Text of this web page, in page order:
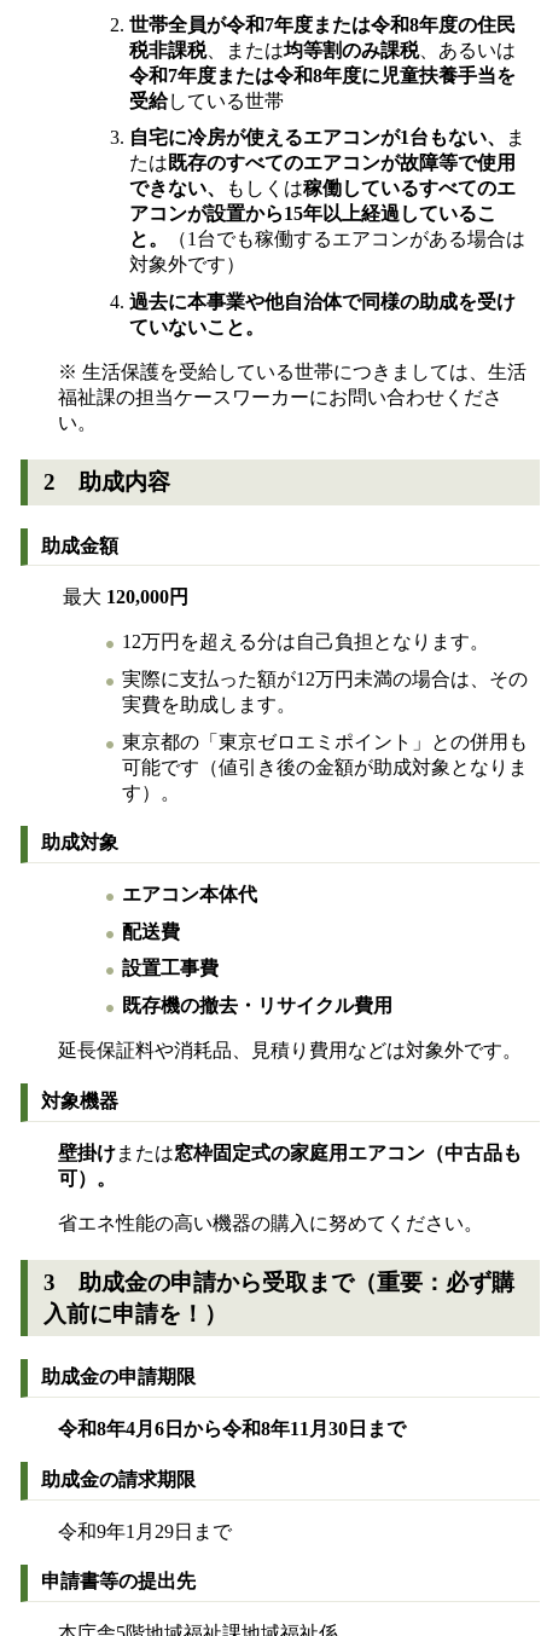
世帯全員が令和7年度または令和8年度の住民
税非課税、または均等割のみ課税、あるいは
令和7年度または令和8年度に児童扶養手当を
受給している世帯
自宅に冷房が使えるエアコンが1台もない、
ま
たは 既存のすべてのエアコンが故障等で使用
できない、
もしくは稼働しているすべてのエ
アコンが設置から15年以上経過しているこ
と。
（1台でも稼働するエアコンがある場合は
対象外です）
過去に本事業や他自治体で同様の助成を受け
ていないこと。
※ 生活保護を受給している世帯につきましては、生活
福祉課の担当ケースワーカーにお問い合わせくださ
い。
2 助成内容
助成金額
最大 120,000円
12万円を超える分は自己負担となります。
実際に支払った額が12万円未満の場合は、その
実費を助成します。
東京都の「東京ゼロエミポイント」との併用も
可能です（値引き後の金額が助成対象となりま
す）。
助成対象
エアコン本体代
配送費
設置工事費
既存機の撤去・リサイクル費用
延長保証料や消耗品、見積り費用などは対象外です。
対象機器
壁掛けまたは窓枠固定式の家庭用エアコン（中古品も
可）。
省エネ性能の高い機器の購入に努めてください。
3 助成金の申請から受取まで（重要：必ず購
入前に申請を！）
助成金の申請期限
令和8年4月6日から令和8年11月30日まで
助成金の請求期限
令和9年1月29日まで
申請書等の提出先